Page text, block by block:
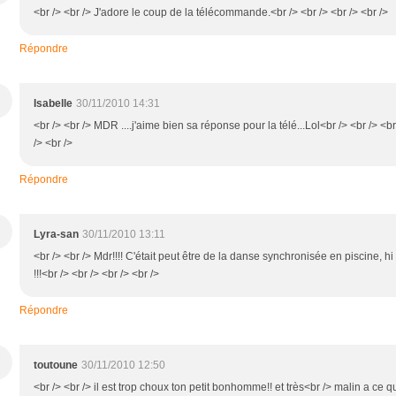
<br /> <br /> J'adore le coup de la télécommande.<br /> <br /> <br /> <br />
Répondre
Isabelle 30/11/2010 14:31
<br /> <br /> MDR ....j'aime bien sa réponse pour la télé...Lol<br /> <br /> <br
/> <br />
Répondre
Lyra-san 30/11/2010 13:11
<br /> <br /> Mdr!!!! C'était peut être de la danse synchronisée en piscine, hi
!!!<br /> <br /> <br /> <br />
Répondre
toutoune 30/11/2010 12:50
<br /> <br /> il est trop choux ton petit bonhomme!! et très<br /> malin a ce